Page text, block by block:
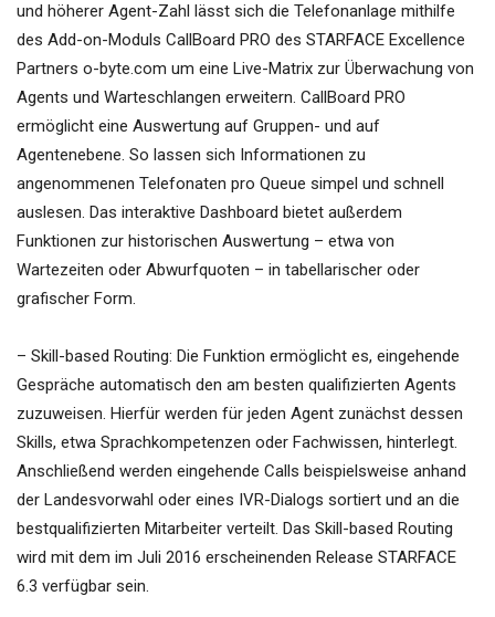
und höherer Agent-Zahl lässt sich die Telefonanlage mithilfe
des Add-on-Moduls CallBoard PRO des STARFACE Excellence
Partners o-byte.com um eine Live-Matrix zur Überwachung von
Agents und Warteschlangen erweitern. CallBoard PRO
ermöglicht eine Auswertung auf Gruppen- und auf
Agentenebene. So lassen sich Informationen zu
angenommenen Telefonaten pro Queue simpel und schnell
auslesen. Das interaktive Dashboard bietet außerdem
Funktionen zur historischen Auswertung – etwa von
Wartezeiten oder Abwurfquoten – in tabellarischer oder
grafischer Form.
– Skill-based Routing: Die Funktion ermöglicht es, eingehende
Gespräche automatisch den am besten qualifizierten Agents
zuzuweisen. Hierfür werden für jeden Agent zunächst dessen
Skills, etwa Sprachkompetenzen oder Fachwissen, hinterlegt.
Anschließend werden eingehende Calls beispielsweise anhand
der Landesvorwahl oder eines IVR-Dialogs sortiert und an die
bestqualifizierten Mitarbeiter verteilt. Das Skill-based Routing
wird mit dem im Juli 2016 erscheinenden Release STARFACE
6.3 verfügbar sein.